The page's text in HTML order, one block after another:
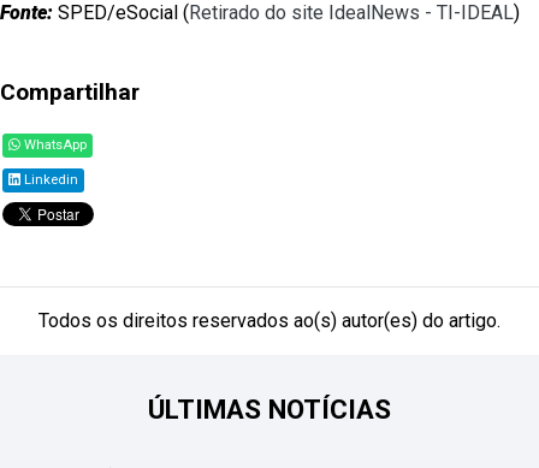
Fonte: SPED/eSocial (Retirado do site IdealNews - TI-IDEAL)
Compartilhar
WhatsApp
Linkedin
Todos os direitos reservados ao(s) autor(es) do artigo.
ÚLTIMAS NOTÍCIAS